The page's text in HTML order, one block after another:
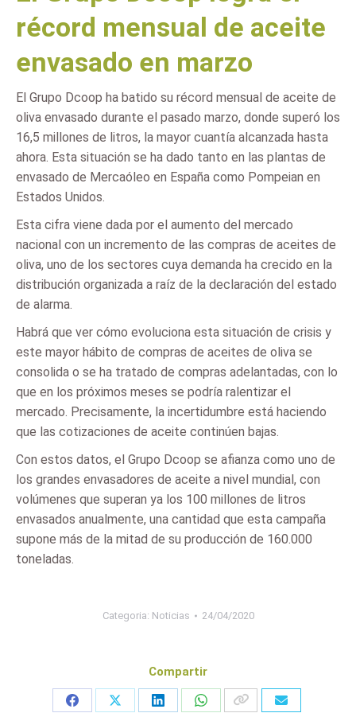
récord mensual de aceite
envasado en marzo
El Grupo Dcoop ha batido su récord mensual de aceite de
oliva envasado durante el pasado marzo, donde superó los
16,5 millones de litros, la mayor cuantía alcanzada hasta
ahora. Esta situación se ha dado tanto en las plantas de
envasado de Mercaóleo en España como Pompeian en
Estados Unidos.
Esta cifra viene dada por el aumento del mercado
nacional con un incremento de las compras de aceites de
oliva, uno de los sectores cuya demanda ha crecido en la
distribución organizada a raíz de la declaración del estado
de alarma.
Habrá que ver cómo evoluciona esta situación de crisis y
este mayor hábito de compras de aceites de oliva se
consolida o se ha tratado de compras adelantadas, con lo
que en los próximos meses se podría ralentizar el
mercado. Precisamente, la incertidumbre está haciendo
que las cotizaciones de aceite continúen bajas.
Con estos datos, el Grupo Dcoop se afianza como uno de
los grandes envasadores de aceite a nivel mundial, con
volúmenes que superan ya los 100 millones de litros
envasados anualmente, una cantidad que esta campaña
supone más de la mitad de su producción de 160.000
toneladas.
Categoria: Noticias 24/04/2020
Compartir